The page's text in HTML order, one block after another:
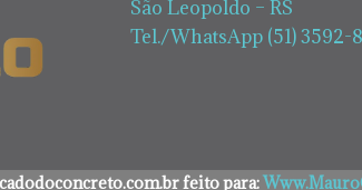
São Leopoldo – RS
Tel./WhatsApp (51) 3592-
feito para: